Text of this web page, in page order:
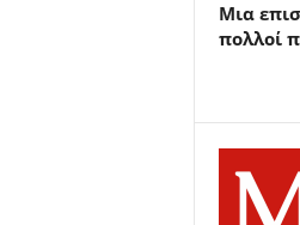
Μια
πολλοί